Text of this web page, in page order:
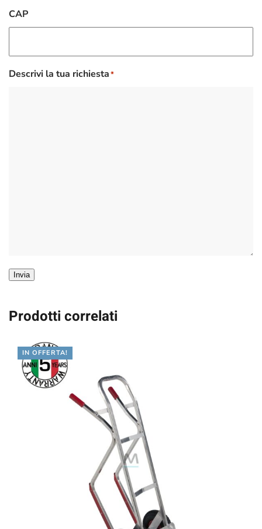
CAP
Descrivi la tua richiesta*
Invia
Prodotti correlati
IN OFFERTA!